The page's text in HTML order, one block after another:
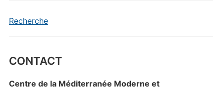
Recherche
CONTACT
Centre de la Méditerranée Moderne et